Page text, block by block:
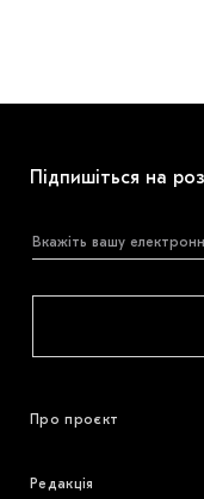
Підпишіться на
Про проєкт
Редакція